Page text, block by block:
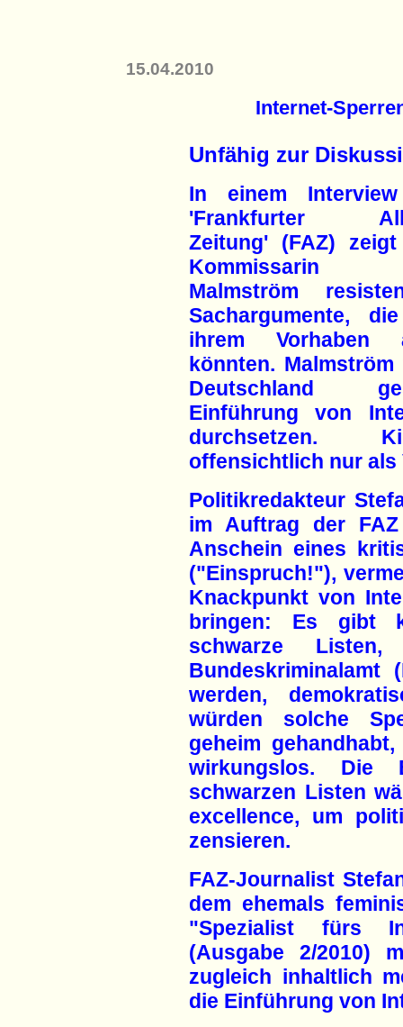
15.04.2010
Internet-
Unfähig zur
In einem
'Frankfurter
Zeitung' (FAZ)
Kommissarin
Malmström
Sachargumente,
ihrem Vorhaben
könnten.
Deutschland
Einführung von
durchsetzen.
offensichtlich nur als
Politikredakteur
im Auftrag der
Anschein eines
("Einspruch!"),
Knackpunkt von
bringen: Es gibt
schwarze
werden,
würden solche
geheim
wirkungslos. Die
schwarzen Listen
excellence, um
zensieren.
FAZ-Journalist
dem ehemals
"Spezialist fürs
(Ausgabe 2/2010)
zugleich inhaltlich
die Einführung von